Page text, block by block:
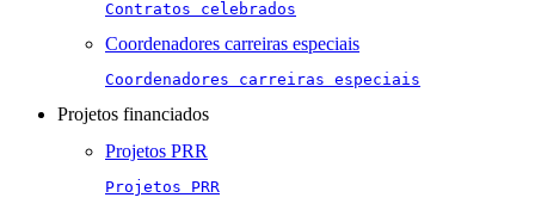
Contratos celebrados
Coordenadores carreiras especiais
Coordenadores carreiras especiais
Projetos financiados
Projetos PRR
Projetos PRR